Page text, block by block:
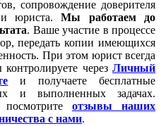
сопровождение доверителя
юриста.Мы работаем
до
. Ваше участие в процессе
передать копии имеющихся
При этом юрист всегда
через Личный
и получаете бесплатные
и выполненных задачах.
отзывы наших
с нами.